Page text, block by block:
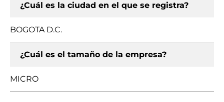
¿Cuál es la ciudad en el que se registra?
BOGOTA D.C.
¿Cuál es el tamaño de la empresa?
MICRO